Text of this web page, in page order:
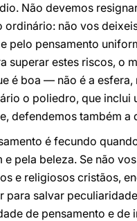
Não devemos
ordinário: não vos
pelo pensamento
superar estes riscos, o
é boa — não é a esfera,
o poliedro, que inclui
defendemos também
é fecundo
e pela beleza. Se não
e religiosos cristãos,
para salvar
de pensamento e